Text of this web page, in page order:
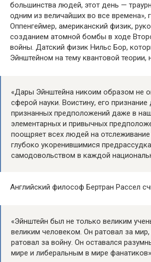
большинства людей, этот день —
одним из величайших во все времена»,
Оппенгеймер, американский физик,
созданием атомной бомбы в ходе
войны. Датский физик Нильс Бор,
Эйнштейном на тему квантовой теории,
«Дары Эйнштейна никоим образом не
сферой науки. Воистину, его признание
признанных предположений даже в
элементарных и привычных
поощряет всех людей на
глубоко укоренившимися
самодовольством в каждой
Английский философ Бертран Рассел
«Эйнштейн был не только великим
великим человеком. Он ратовал за
ратовал за войну. Он оставался
мире и либеральным в мире